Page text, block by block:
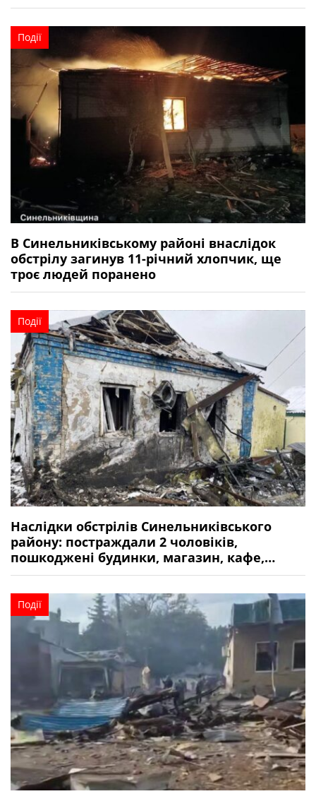
Події
В Синельниківському районі внаслідок
обстрілу загинув 11-річний хлопчик, ще
троє людей поранено
Події
Наслідки обстрілів Синельниківського
району: постраждали 2 чоловіків,
пошкоджені будинки, магазин, кафе,
автомобілі, газогони, ЛЕП
Події